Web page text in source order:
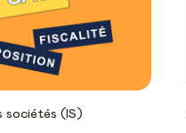
sociétés (IS)